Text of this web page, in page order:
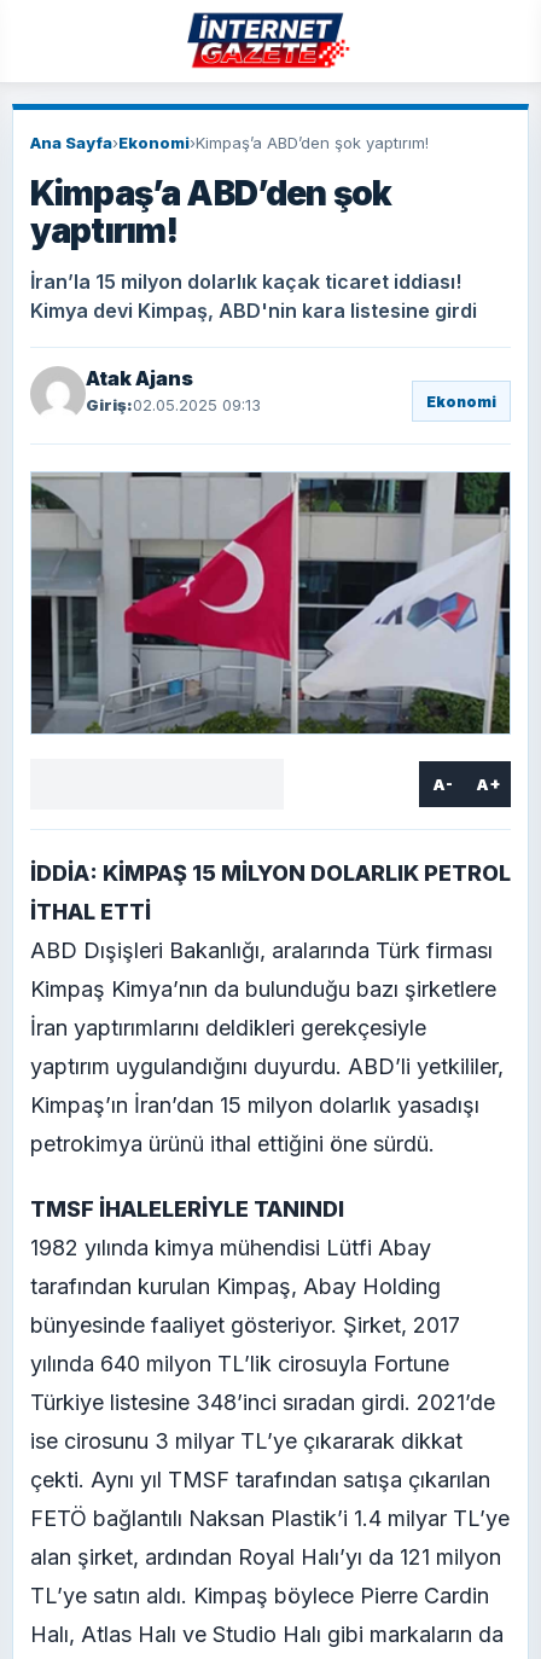
Ana Sayfa›Ekonomi›Kimpaş’a ABD’den şok yaptırım!
Kimpaş’a ABD’den şok
yaptırım!
İran’la 15 milyon dolarlık kaçak ticaret iddiası!
Kimya devi Kimpaş, ABD'nin kara listesine girdi
Atak Ajans
Giriş:02.05.2025 09:13 Ekonomi
A- A+
İDDİA: KİMPAŞ 15 MİLYON DOLARLIK PETROL
İTHAL ETTİ
ABD Dışişleri Bakanlığı, aralarında Türk firması
Kimpaş Kimya’nın da bulunduğu bazı şirketlere
İran yaptırımlarını deldikleri gerekçesiyle
yaptırım uygulandığını duyurdu. ABD’li yetkililer,
Kimpaş’ın İran’dan 15 milyon dolarlık yasadışı
petrokimya ürünü ithal ettiğini öne sürdü.
TMSF İHALELERİYLE TANINDI
1982 yılında kimya mühendisi Lütfi Abay
tarafından kurulan Kimpaş, Abay Holding
bünyesinde faaliyet gösteriyor. Şirket, 2017
yılında 640 milyon TL’lik cirosuyla Fortune
Türkiye listesine 348’inci sıradan girdi. 2021’de
ise cirosunu 3 milyar TL’ye çıkararak dikkat
çekti. Aynı yıl TMSF tarafından satışa çıkarılan
FETÖ bağlantılı Naksan Plastik’i 1.4 milyar TL’ye
alan şirket, ardından Royal Halı’yı da 121 milyon
TL’ye satın aldı. Kimpaş böylece Pierre Cardin
Halı, Atlas Halı ve Studio Halı gibi markaların da